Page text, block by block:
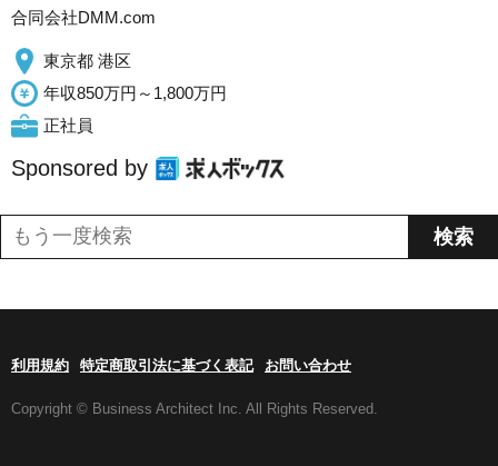
合同会社DMM.com
東京都 港区
年収850万円～1,800万円
正社員
Sponsored by
利用規約 特定商取引法に基づく表記 お問い合わせ
Copyright © Business Architect Inc. All Rights Reserved.